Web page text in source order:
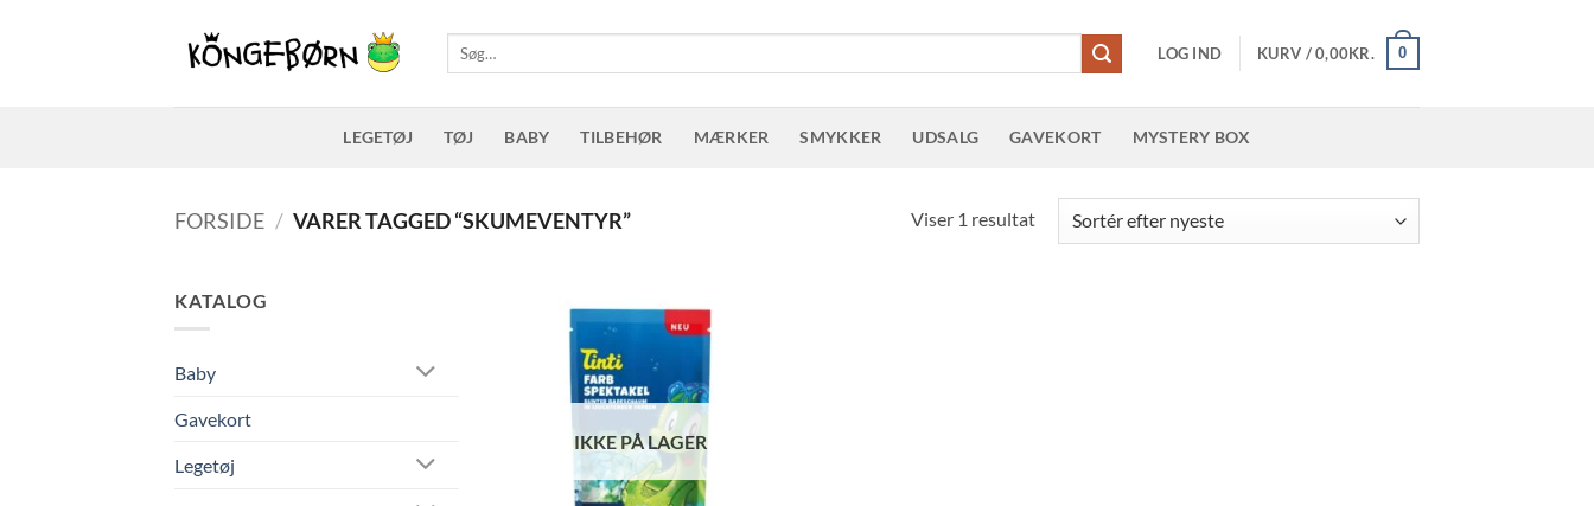
Søg
efter:
LOG IND KURV /0,00KR. 0
LEGETØJ TØJ BABY TILBEHØR MÆRKER SMYKKER UDSALG GAVEKORT MYSTERY BOX
FORSIDE / VARER TAGGED “SKUMEVENTYR” Viser 1 resultat
KATALOG
Baby
Gavekort
Legetøj
IKKE PÅ LAGER